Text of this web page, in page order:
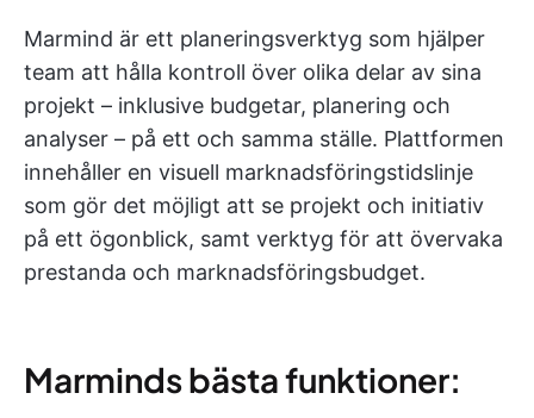
Marmind är ett planeringsverktyg som hjälper
team att hålla kontroll över olika delar av sina
projekt – inklusive budgetar, planering och
analyser – på ett och samma ställe. Plattformen
innehåller en visuell marknadsföringstidslinje
som gör det möjligt att se projekt och initiativ
på ett ögonblick, samt verktyg för att övervaka
prestanda och marknadsföringsbudget.
Marminds bästa funktioner: